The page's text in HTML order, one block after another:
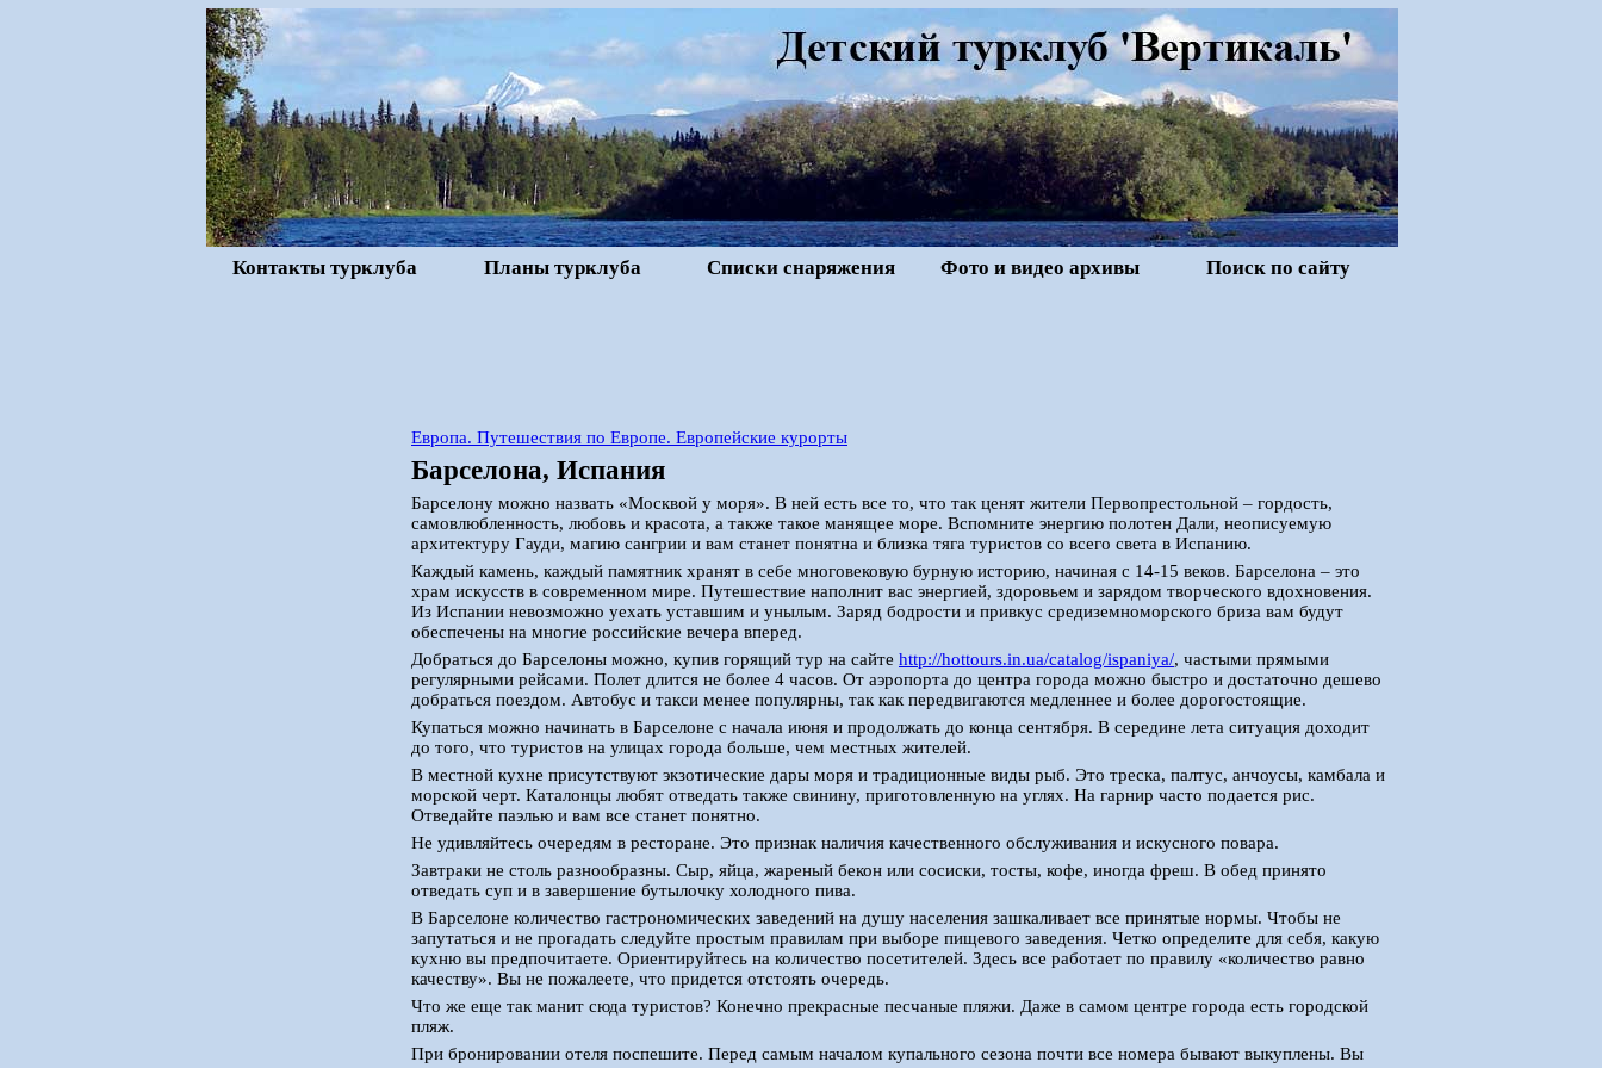
Контакты турклуба Планы турклуба Списки снаряжения Фото и видео архивы Поиск по сайту
Европа. Путешествия по Европе. Европейские курорты
Барселона, Испания
Барселону можно назвать «Москвой у моря». В ней есть все то, что так ценят жители Первопрестольной – гордость,
самовлюбленность, любовь и красота, а также такое манящее море. Вспомните энергию полотен Дали, неописуемую
архитектуру Гауди, магию сангрии и вам станет понятна и близка тяга туристов со всего света в Испанию.
Каждый камень, каждый памятник хранят в себе многовековую бурную историю, начиная с 14-15 веков. Барселона – это
храм искусств в современном мире. Путешествие наполнит вас энергией, здоровьем и зарядом творческого вдохновения.
Из Испании невозможно уехать уставшим и унылым. Заряд бодрости и привкус средиземноморского бриза вам будут
обеспечены на многие российские вечера вперед.
Добраться до Барселоны можно, купив горящий тур на сайте http://hottours.in.ua/catalog/ispaniya/, частыми прямыми
регулярными рейсами. Полет длится не более 4 часов. От аэропорта до центра города можно быстро и достаточно дешево
добраться поездом. Автобус и такси менее популярны, так как передвигаются медленнее и более дорогостоящие.
Купаться можно начинать в Барселоне с начала июня и продолжать до конца сентября. В середине лета ситуация доходит
до того, что туристов на улицах города больше, чем местных жителей.
В местной кухне присутствуют экзотические дары моря и традиционные виды рыб. Это треска, палтус, анчоусы, камбала и
морской черт. Каталонцы любят отведать также свинину, приготовленную на углях. На гарнир часто подается рис.
Отведайте паэлью и вам все станет понятно.
Не удивляйтесь очередям в ресторане. Это признак наличия качественного обслуживания и искусного повара.
Завтраки не столь разнообразны. Сыр, яйца, жареный бекон или сосиски, тосты, кофе, иногда фреш. В обед принято
отведать суп и в завершение бутылочку холодного пива.
В Барселоне количество гастрономических заведений на душу населения зашкаливает все принятые нормы. Чтобы не
запутаться и не прогадать следуйте простым правилам при выборе пищевого заведения. Четко определите для себя, какую
кухню вы предпочитаете. Ориентируйтесь на количество посетителей. Здесь все работает по правилу «количество равно
качеству». Вы не пожалеете, что придется отстоять очередь.
Что же еще так манит сюда туристов? Конечно прекрасные песчаные пляжи. Даже в самом центре города есть городской
пляж.
При бронировании отеля поспешите. Перед самым началом купального сезона почти все номера бывают выкуплены. Вы